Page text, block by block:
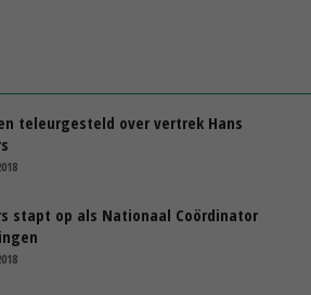
teleurgesteld over vertrek Hans
stapt op als Nationaal Coördinator